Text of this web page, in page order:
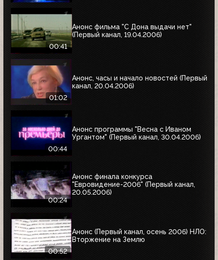
00:41
Анонс фильма "С Дона выдачи нет"
(Первый канал, 19.04.2006)
01:02
Анонс, часы и начало новостей (Первый
канал, 20.04.2006)
00:44
Анонс программы "Весна с Иваном
Ургантом" (Первый канал, 30.04.2006)
00:24
Анонс финала конкурса
"Евровидение-2006" (Первый канал,
20.05.2006)
00:52
Анонс (Первый канал, осень 2006) НЛО:
Вторжение на Землю